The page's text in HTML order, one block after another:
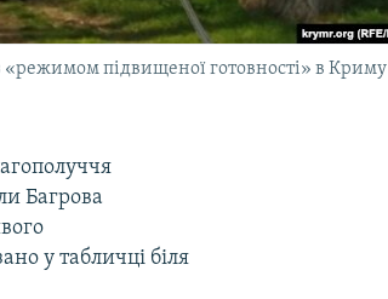
«режимом підвищеної готовності» в Криму
Багрова
у табличці біля